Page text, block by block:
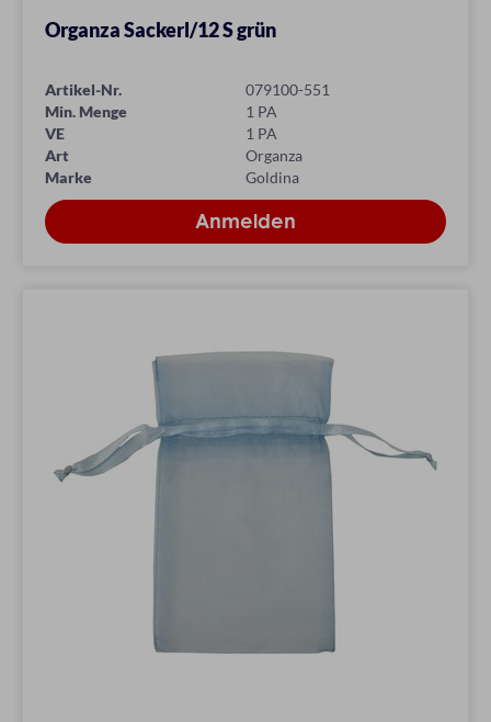
Organza Sackerl/12 S grün
Artikel-Nr.
079100-551
Min. Menge
1 PA
VE
1 PA
Art
Organza
Marke
Goldina